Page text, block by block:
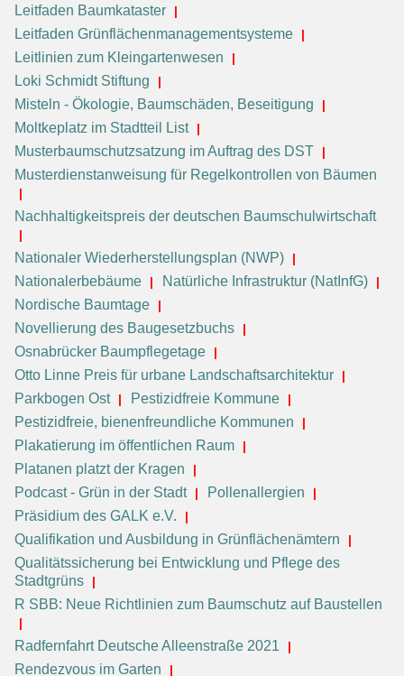
Leitfaden Baumkataster
Leitfaden Grünflächenmanagementsysteme
Leitlinien zum Kleingartenwesen
Loki Schmidt Stiftung
Misteln - Ökologie, Baumschäden, Beseitigung
Moltkeplatz im Stadtteil List
Musterbaumschutzsatzung im Auftrag des DST
Musterdienstanweisung für Regelkontrollen von Bäumen
Nachhaltigkeitspreis der deutschen Baumschulwirtschaft
Nationaler Wiederherstellungsplan (NWP)
Nationalerbebäume
Natürliche Infrastruktur (NatInfG)
Nordische Baumtage
Novellierung des Baugesetzbuchs
Osnabrücker Baumpflegetage
Otto Linne Preis für urbane Landschaftsarchitektur
Parkbogen Ost
Pestizidfreie Kommune
Pestizidfreie, bienenfreundliche Kommunen
Plakatierung im öffentlichen Raum
Platanen platzt der Kragen
Podcast - Grün in der Stadt
Pollenallergien
Präsidium des GALK e.V.
Qualifikation und Ausbildung in Grünflächenämtern
Qualitätssicherung bei Entwicklung und Pflege des
Stadtgrüns
R SBB: Neue Richtlinien zum Baumschutz auf Baustellen
Radfernfahrt Deutsche Alleenstraße 2021
Rendezvous im Garten